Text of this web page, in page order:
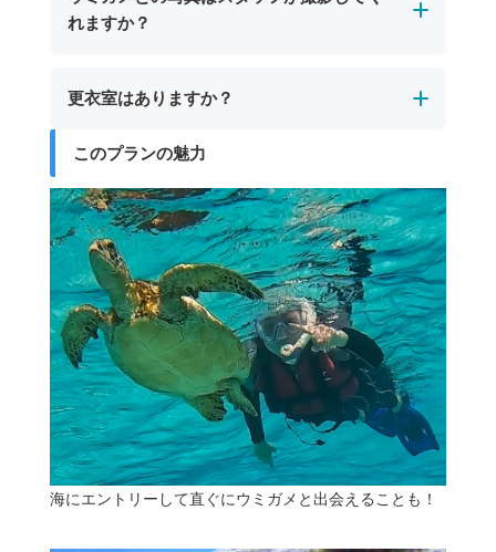
ただし、ツアーで訪れるのはサンゴ礁が美しい
も色鮮やかなサンゴや多彩な熱帯魚との出会い
よっては、直前のツアーキャンセルやプログラ
れますか？
ツアー中はスタッフが水中でウミガメとの写真
渡しいたします。
更衣室はありますか？
更衣室・お手洗い・シャワー設備はございませ
ん。
シュノーケリング後に塩を流せる真水をご用意
していますので、簡単な洗い流しにはご利用い
ただけます。着替えが必要な方は、あらかじめ
水着を着用のうえお越しいただくか、ご自身の
お車でお着替えをお願いいたします。
このプランの魅力
海にエントリーして直ぐにウミガメと出会えることも！